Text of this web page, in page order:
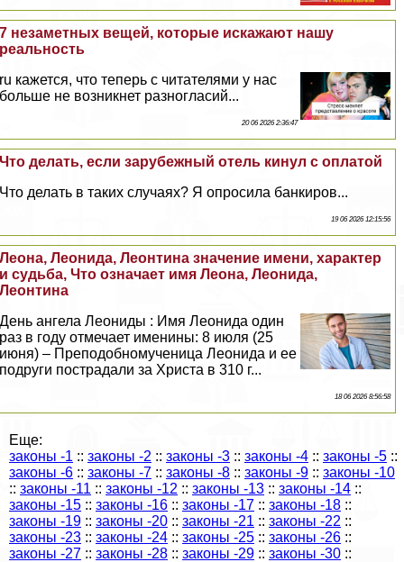
7 незаметных вещей, которые искажают нашу
реальность
ru кажется, что теперь с читателями у нас
больше не возникнет разногласий...
20 06 2026 2:36:47
Что делать, если зарубежный отель кинул с оплатой
Что делать в таких случаях? Я опросила банкиров...
19 06 2026 12:15:56
Леона, Леонида, Леонтина значение имени, хаpaктер
и судьба, Что означает имя Леона, Леонида,
Леонтина
День ангела Леониды : Имя Леонида один
раз в году отмечает именины: 8 июля (25
июня) – Преподобномученица Леонида и ее
подруги пострадали за Христа в 310 г...
18 06 2026 8:56:58
Еще:
законы -1 :: законы -2 :: законы -3 :: законы -4 :: законы -5 ::
законы -6 :: законы -7 :: законы -8 :: законы -9 :: законы -10
:: законы -11 :: законы -12 :: законы -13 :: законы -14 ::
законы -15 :: законы -16 :: законы -17 :: законы -18 ::
законы -19 :: законы -20 :: законы -21 :: законы -22 ::
законы -23 :: законы -24 :: законы -25 :: законы -26 ::
законы -27 :: законы -28 :: законы -29 :: законы -30 ::